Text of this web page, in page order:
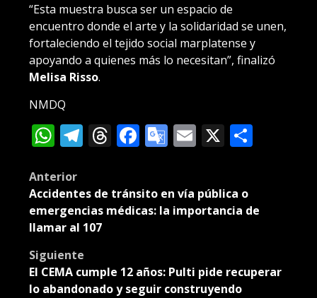
“Esta muestra busca ser un espacio de
encuentro donde el arte y la solidaridad se unen,
fortaleciendo el tejido social marplatense y
apoyando a quienes más lo necesitan”, finalizó
Melisa Risso.
NMDQ
WhatsApp
Telegram
Threads
Facebook
Google
Email
X
Post
navigation
Anterior
Accidentes de tránsito en vía pública o
emergencias médicas: la importancia de
llamar al 107
Siguiente
El CEMA cumple 12 años: Pulti pide recuperar
lo abandonado y seguir construyendo